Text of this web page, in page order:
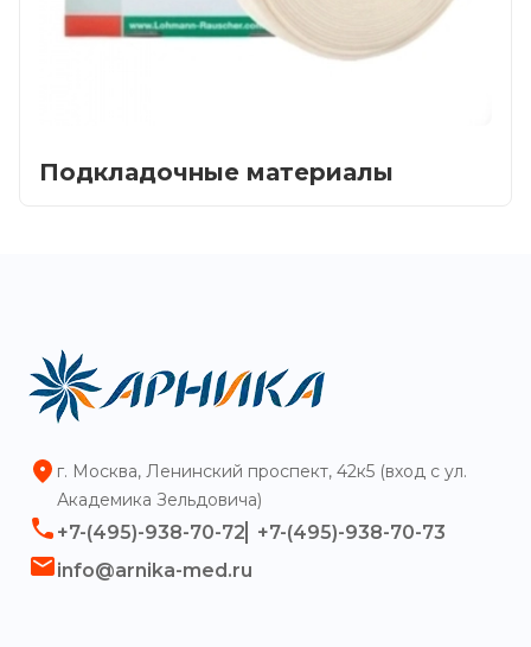
Каталог
Сотрудничество
Как купить
Контакты
Подкладочные материалы
г. Москва, Ленинский проспект, 42к5 (вход с ул.
Академика Зельдовича)
+7-(495)-938-70-72
+7-(495)-938-70-73
info@arnika-med.ru